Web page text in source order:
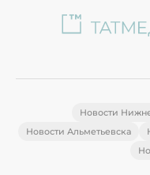
Новости
Новости Альметьевска